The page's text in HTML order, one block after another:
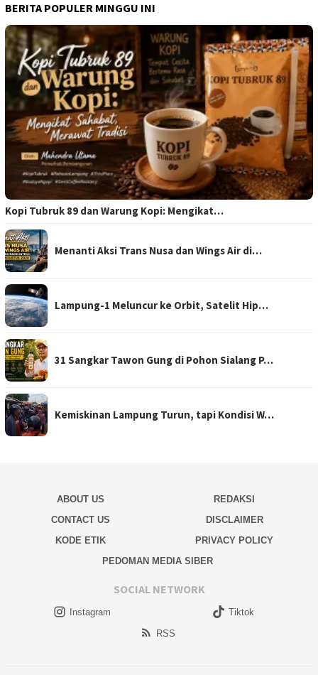
BERITA POPULER MINGGU INI
Kopi Tubruk 89 dan Warung Kopi: Mengikat…
Menanti Aksi Trans Nusa dan Wings Air di…
Lampung-1 Meluncur ke Orbit, Satelit Hip…
31 Sangkar Tawon Gung di Pohon Sialang P…
Kemiskinan Lampung Turun, tapi Kondisi W…
ABOUT US
REDAKSI
CONTACT US
DISCLAIMER
KODE ETIK
PRIVACY POLICY
PEDOMAN MEDIA SIBER
SOCIAL NETWORK
Instagram
Tiktok
RSS